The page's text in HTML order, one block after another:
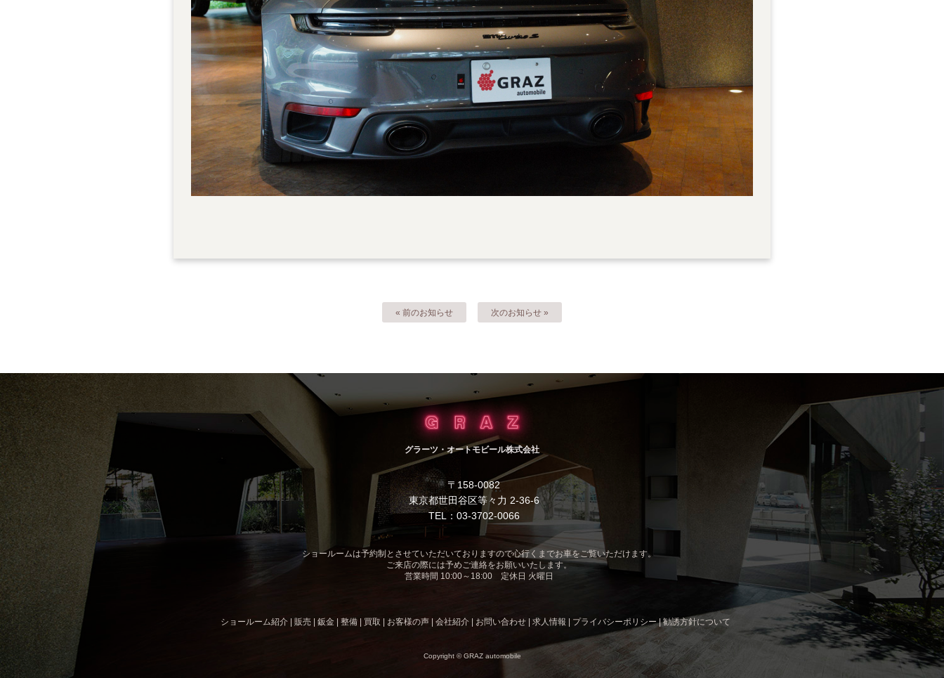
« 前のお知らせ 次のお知らせ »
グラーツ・オートモビール株式会社
〒158-0082
東京都世田谷区等々力 2-36-6
TEL：03-3702-0066
ショールームは予約制とさせていただいておりますので心行くまでお車をご覧いただけます。
ご来店の際には予めご連絡をお願いいたします。
営業時間 10:00～18:00 定休日 火曜日
ショールーム紹介 販売 鈑金 整備 買取 お客様の声 会社紹介 お問い合わせ 求人情報 プライバシーポリシー|勧誘方針について
Copyright © GRAZ automobile